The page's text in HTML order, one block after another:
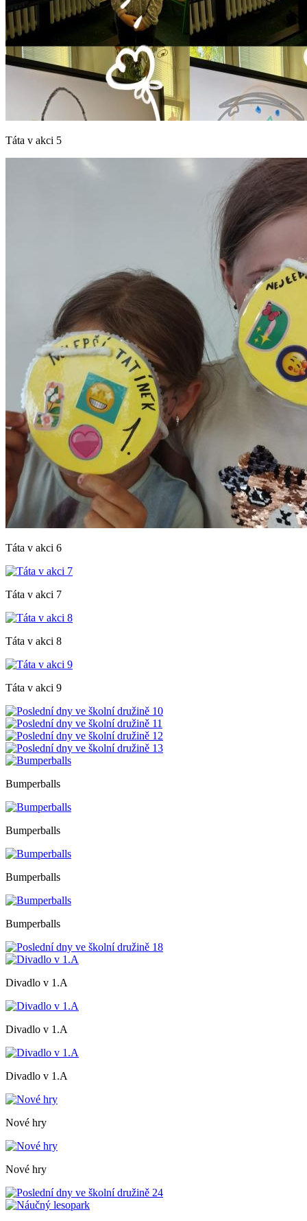
Táta v akci 5
Táta v akci 6
Táta v akci 7
Táta v akci 8
Táta v akci 9
Bumperballs
Bumperballs
Bumperballs
Bumperballs
Divadlo v 1.A
Divadlo v 1.A
Divadlo v 1.A
Nové hry
Nové hry